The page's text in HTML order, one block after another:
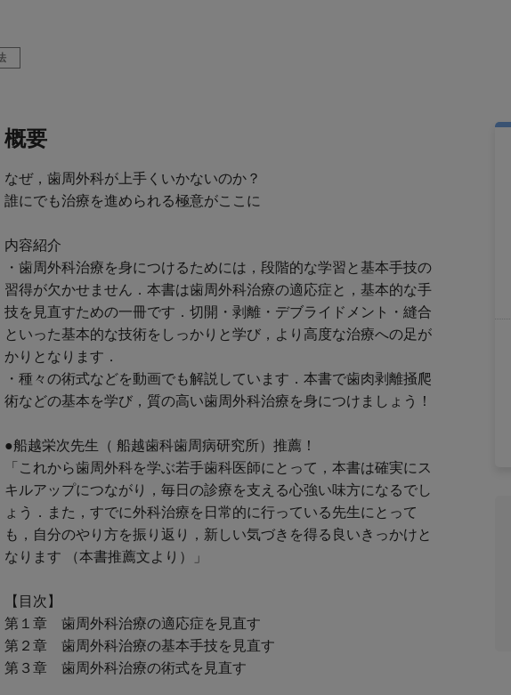
概要
なぜ，歯周外科が上手くいかないのか？
誰にでも治療を進められる極意がここに
内容紹介
・歯周外科治療を身につけるためには，段階的な学習と基本手技の
習得が欠かせません．本書は歯周外科治療の適応症と，基本的な手
技を見直すための一冊です．切開・剥離・デブライドメント・縫合
といった基本的な技術をしっかりと学び，より高度な治療への足が
かりとなります．
・種々の術式などを動画でも解説しています．本書で歯肉剥離掻爬
術などの基本を学び，質の高い歯周外科治療を身につけましょう！
●船越栄次先生（ 船越歯科歯周病研究所）推薦！
「これから歯周外科を学ぶ若手歯科医師にとって，本書は確実にス
キルアップにつながり，毎日の診療を支える心強い味方になるでし
ょう．また，すでに外科治療を日常的に行っている先生にとって
も，自分のやり方を振り返り，新しい気づきを得る良いきっかけと
なります （本書推薦文より）」
【目次】
第１章 歯周外科治療の適応症を見直す
第２章 歯周外科治療の基本手技を見直す
第３章 歯周外科治療の術式を見直す